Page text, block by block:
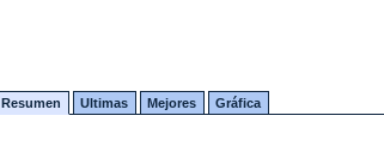
Resumen Ultimas Mejores Gráfica